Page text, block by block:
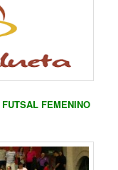
FUTSAL FEMENINO